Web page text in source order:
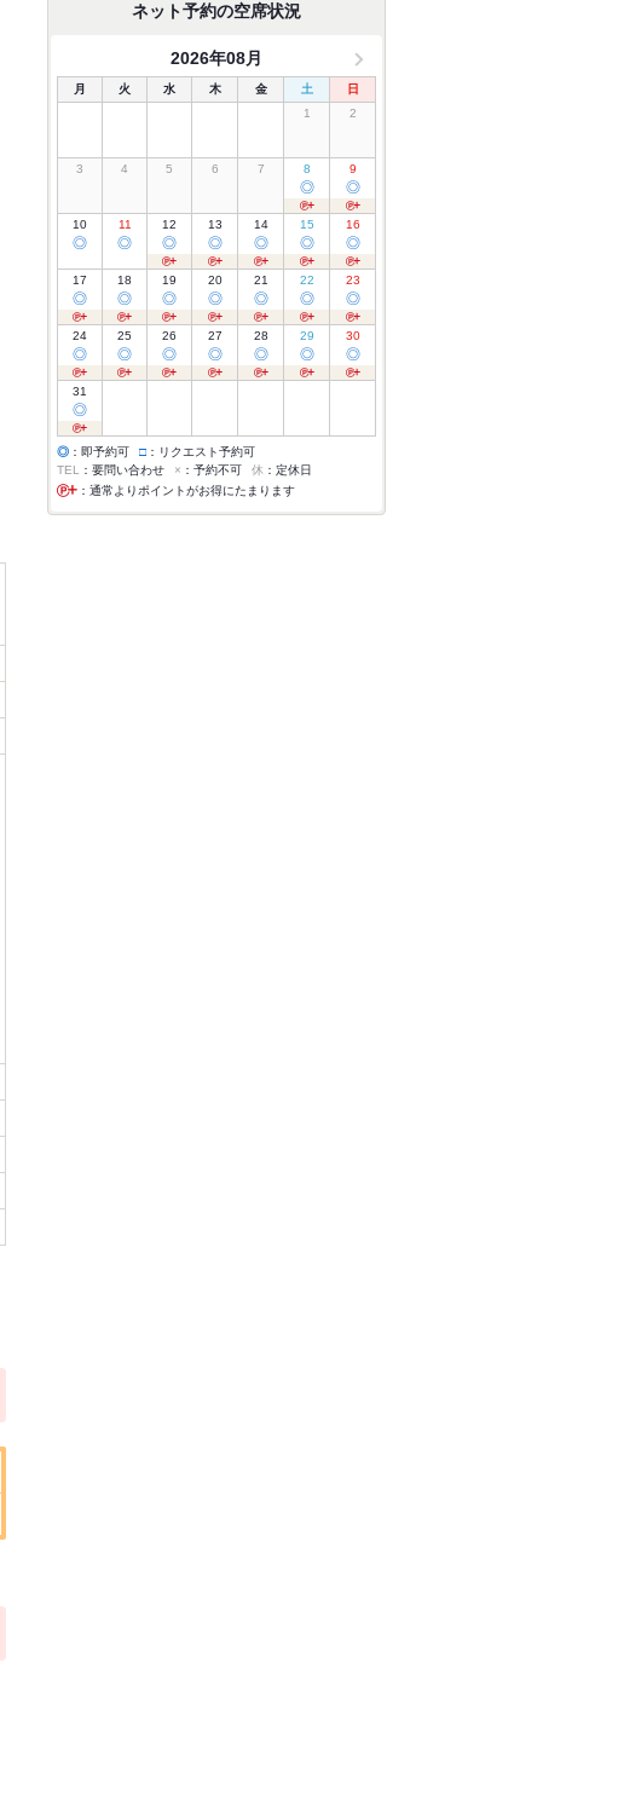
ネット予約の空席状況
2026年08月
月 火 水 木 金 土
日
1
2
3 4 5 6 7 8
◎
9
◎
10
◎
11
◎
12
◎
13
◎
14
◎
15
◎
16
◎
17
◎
18
◎
19
◎
20
◎
21
◎
22
◎
23
◎
24
◎
25
◎
26
◎
27
◎
28
◎
29
◎
30
◎
31
◎
◎ ：即予約可 □ ：リクエスト予約可
TEL
：要問い合わせ × ：予約不可 休 ：定休日
：通常よりポイントがお得にたまります